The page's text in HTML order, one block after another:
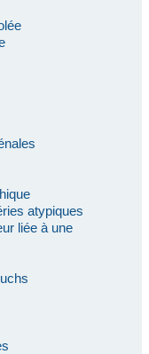
atypiques
liée à une